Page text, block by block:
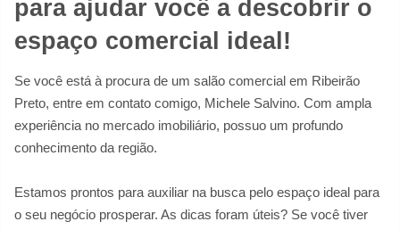
para ajudar você a descobrir o
espaço comercial ideal!
Se você está à procura de um salão comercial em Ribeirão
Preto, entre em contato comigo, Michele Salvino. Com ampla
experiência no mercado imobiliário, possuo um profundo
conhecimento da região.
Estamos prontos para auxiliar na busca pelo espaço ideal para
o seu negócio prosperar. As dicas foram úteis? Se você tiver